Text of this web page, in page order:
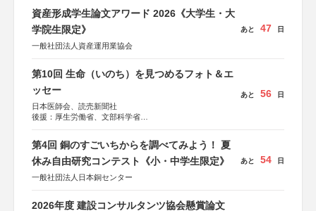
資産形成学生論文アワード 2026《大学生・大
学院生限定》
一般社団法人資産運用業協会
あと 47 日
第10回 生命（いのち）を見つめるフォト＆エ
ッセー
日本医師会、読売新聞社
後援：厚生労働省、文部科学省
あと 56 日
第4回 銅のすごいちからを調べてみよう！ 夏
休み自由研究コンテスト《小・中学生限定》
一般社団法人日本銅センター
あと 54 日
2026年度 建設コンサルタンツ協会懸賞論文